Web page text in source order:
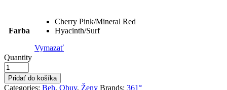
Farba
Cherry Pink/Mineral Red
Hyacinth/Surf
Vymazať
Quantity
Pridať do košíka
Categories: Beh, Obuv, Ženy Brands: 361°